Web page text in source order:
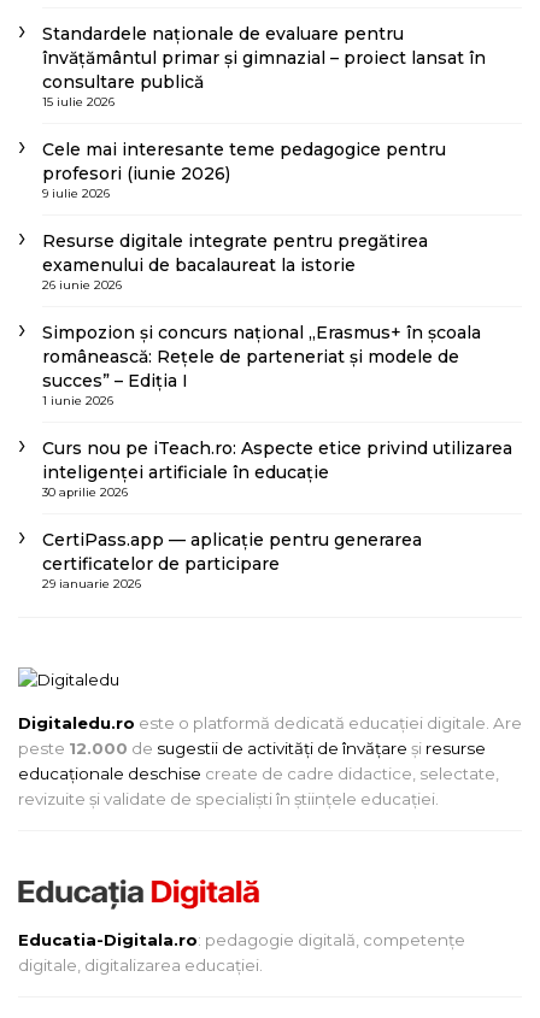
Standardele naționale de evaluare pentru
învățământul primar și gimnazial – proiect lansat în
consultare publică
15 iulie 2026
Cele mai interesante teme pedagogice pentru
profesori (iunie 2026)
9 iulie 2026
Resurse digitale integrate pentru pregătirea
examenului de bacalaureat la istorie
26 iunie 2026
Simpozion și concurs național „Erasmus+ în școala
românească: Rețele de parteneriat și modele de
succes” – Ediția I
1 iunie 2026
Curs nou pe iTeach.ro: Aspecte etice privind utilizarea
inteligenței artificiale în educație
30 aprilie 2026
CertiPass.app — aplicație pentru generarea
certificatelor de participare
29 ianuarie 2026
Digitaledu.ro este o platformă dedicată educației digitale. Are
peste 12.000 de sugestii de activități de învățare și resurse
educaționale deschise create de cadre didactice, selectate,
revizuite și validate de specialiști în științele educației.
Educatia-Digitala.ro: pedagogie digitală, competențe
digitale, digitalizarea educației.